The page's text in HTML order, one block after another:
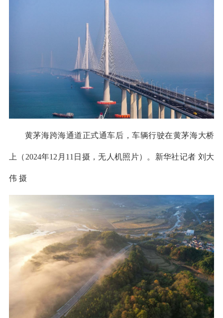
黄茅海跨海通道正式通车后，车辆行驶在黄茅海大桥
上（2024年12月11日摄，无人机照片）。新华社记者 刘大
伟 摄